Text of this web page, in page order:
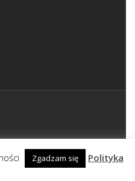
lekarskiej.
Zgadzam się
Polityka